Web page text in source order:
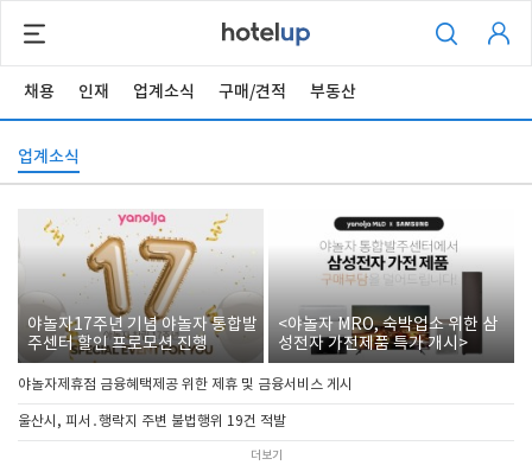
채용 인재 업계소식 구매/견적 부동산
업계소식
야놀자17주년 기념 야놀자 통합발
주센터 할인 프로모션 진행
<야놀자 MRO, 숙박업소 위한 삼
성전자 가전제품 특가 개시>
야놀자제휴점 금융혜택제공 위한 제휴 및 금융서비스 게시
울산시, 피서․행락지 주변 불법행위 19건 적발
더보기